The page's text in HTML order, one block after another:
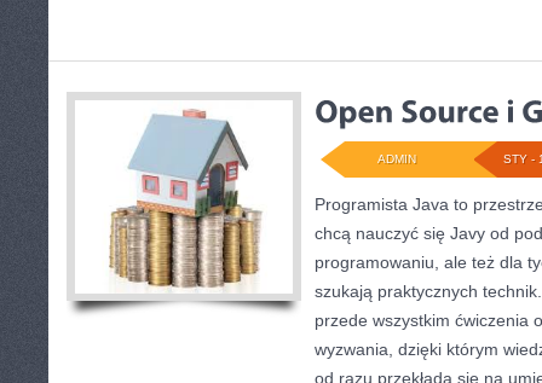
STY -
ADMIN
Programista Java to
chcą nauczyć się Javy od
programowaniu, ale też dla
szukają praktycznych
przede wszystkim ćwiczenia
wyzwania, dzięki którym
od razu przekłada się na